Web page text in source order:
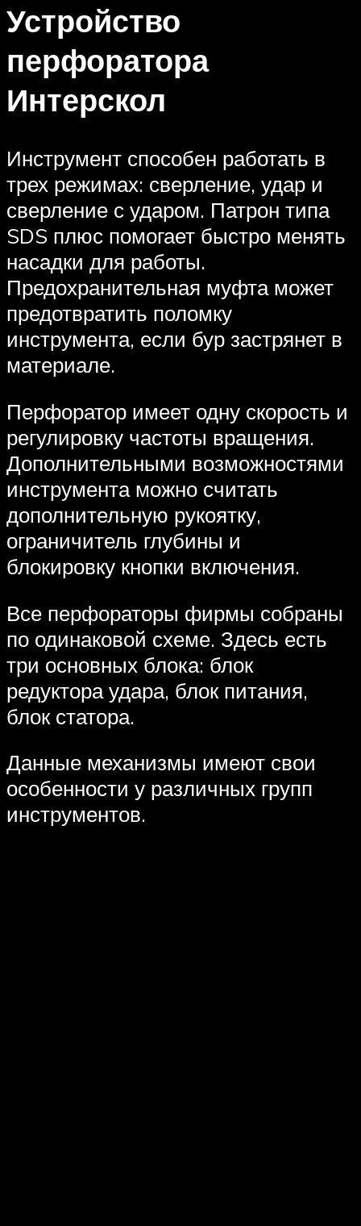
Устройство
перфоратора
Интерскол
Инструмент способен работать в
трех режимах: сверление, удар и
сверление с ударом. Патрон типа
SDS плюс помогает быстро менять
насадки для работы.
Предохранительная муфта может
предотвратить поломку
инструмента, если бур застрянет в
материале.
Перфоратор имеет одну скорость и
регулировку частоты вращения.
Дополнительными возможностями
инструмента можно считать
дополнительную рукоятку,
ограничитель глубины и
блокировку кнопки включения.
Все перфораторы фирмы собраны
по одинаковой схеме. Здесь есть
три основных блока: блок
редуктора удара, блок питания,
блок статора.
Данные механизмы имеют свои
особенности у различных групп
инструментов.